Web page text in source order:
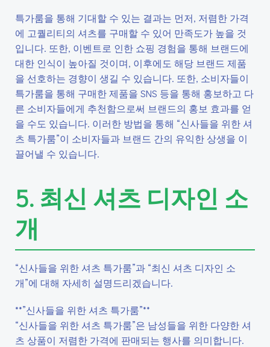
특가룸을 통해 기대할 수 있는 결과는 먼저, 저렴한 가격
에 고퀄리티의 셔츠를 구매할 수 있어 만족도가 높을 것
입니다. 또한, 이벤트로 인한 쇼핑 경험을 통해 브랜드에
대한 인식이 높아질 것이며, 이후에도 해당 브랜드 제품
을 선호하는 경향이 생길 수 있습니다. 또한, 소비자들이
특가룸을 통해 구매한 제품을 SNS 등을 통해 홍보하고 다
른 소비자들에게 추천함으로써 브랜드의 홍보 효과를 얻
을 수도 있습니다. 이러한 방법을 통해 “신사들을 위한 셔
츠 특가룸”이 소비자들과 브랜드 간의 유익한 상생을 이
끌어낼 수 있습니다.
5. 최신 셔츠 디자인 소
개
“신사들을 위한 셔츠 특가룸”과 “최신 셔츠 디자인 소
개”에 대해 자세히 설명드리겠습니다.
**”신사들을 위한 셔츠 특가룸”**
“신사들을 위한 셔츠 특가룸”은 남성들을 위한 다양한 셔
츠 상품이 저렴한 가격에 판매되는 행사를 의미합니다.